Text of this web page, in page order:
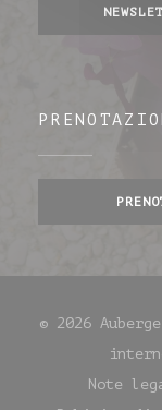
© 2026
Note